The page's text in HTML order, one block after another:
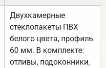
Двухкамерные
стеклопакеты ПВХ
белого цвета, профиль
60 мм. В комплекте:
отливы, подоконники,